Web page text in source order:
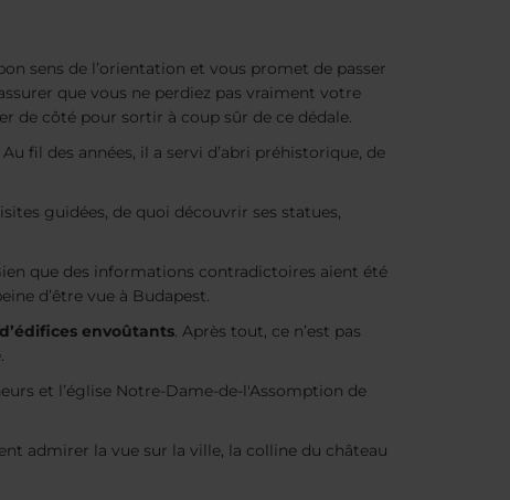
sens de l’orientation et vous promet de passer
que vous ne perdiez pas vraiment votre
de côté pour sortir à coup sûr de ce dédale.
Au fil des années, il a servi d’abri préhistorique, de
guidées, de quoi découvrir ses statues,
que des informations contradictoires aient été
d’être vue à Budapest.
envoûtants. Après tout, ce n’est pas
et l’église Notre-Dame-de-l'Assomption de
admirer la vue sur la ville, la colline du château